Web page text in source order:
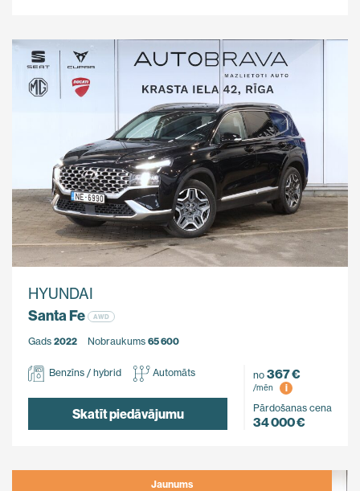
HYUNDAI
Santa Fe
AWD
Gads 2022 Nobraukums 65 600
Benzīns / hybrid Automāts
Skatīt piedāvājumu
no 367 €
/mēn
i
Pārdošanas cena
34 000 €
Jaunums